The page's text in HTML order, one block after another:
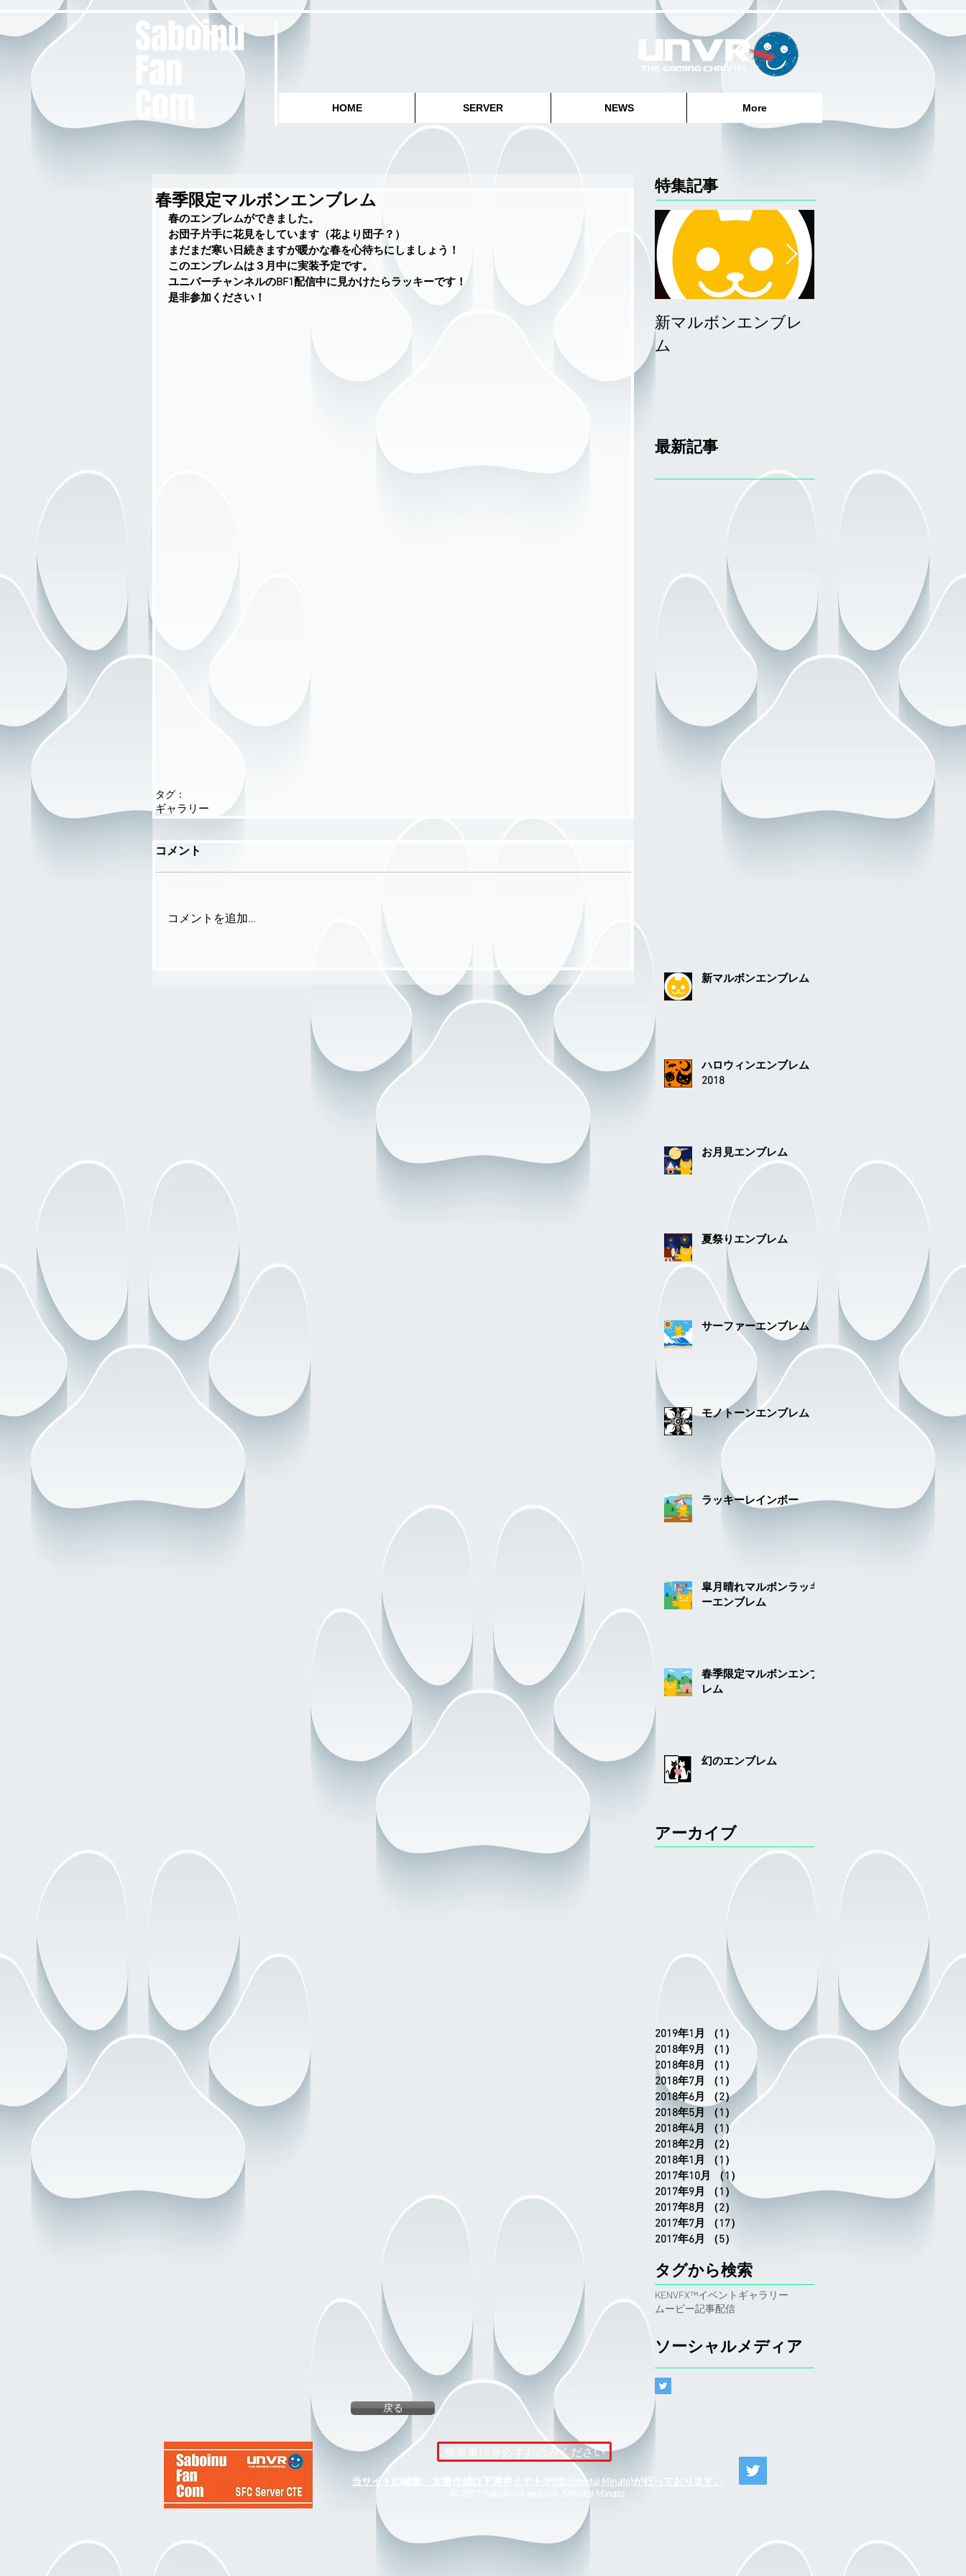
Saboinu
HOME SERVER NEWS More
春季限定マルボンエンブレム
春のエンブレムができました。
お団子片手に花見をしています（花より団子？）
まだまだ寒い日続きますが暖かな春を心待ちにしましょう！
このエンブレムは３月中に実装予定です。
ユニバーチャンネルのBF1配信中に見かけたらラッキーです！
是非参加ください！
タグ：
ギャラリー
コメント
コメントを追加…
特集記事
新マルボンエンブレ
ム
最新記事
新マルボンエンブレム
ハロウィンエンブレム
2018
お月見エンブレム
夏祭りエンブレム
サーファーエンブレム
モノトーンエンブレム
ラッキーレインボー
皐月晴れマルボンラッキ
ーエンブレム
春季限定マルボンエンブ
レム
幻のエンブレム
アーカイブ
2019年1月 （1）
1件の記事
2018年9月
（1）
1件の記事
2018年8月
（1）
1件の記事
2018年7月
（1）
1件の記事
2018年6月
（2）2件の記事
2018年5月
（1）
1件の記事
2018年4月
（1）
2018年2月
（2）
2018年1月
（1）
2017年10月
（1）
2017年9月
（1） 1件の記事
2017年8月
（2）
2017年7月
（17）
2017年6月
（5）
タグから検索
KENVFX™イベント ギャラリー
ムービー記事配信
ソーシャルメディア
戻る
免責事項等必ずお読みください
当サイトの編集、文書作成は下津井ミナト(PSID:Simotui Minato)が行っております。
​© 2017 SaboInu-Fan.com Simotui Minato